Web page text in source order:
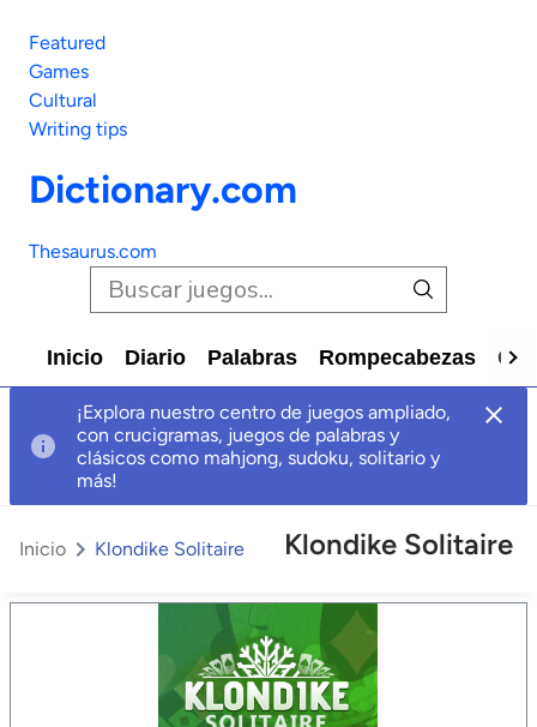
Featured
Games
Cultural
Writing tips
Dictionary.com
Thesaurus.com
Inicio Diario Palabras Rompecabezas
¡Explora nuestro centro de juegos ampliado,
con crucigramas, juegos de palabras y
clásicos como mahjong, sudoku, solitario y
más!
Klondike Solitaire
Inicio Klondike Solitaire